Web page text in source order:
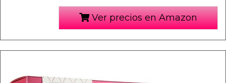
Ver precios en Amazon